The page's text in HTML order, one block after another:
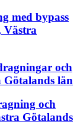
med bypass
Västra
och
län
och
Götalands